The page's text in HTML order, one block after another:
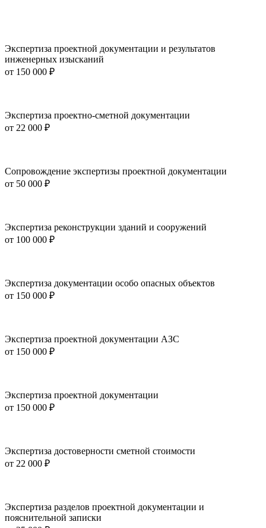
Экспертиза проектной документации и результатов
инженерных изысканий
от 150 000 ₽
Экспертиза проектно-сметной документации
от 22 000 ₽
Сопровождение экспертизы проектной документации
от 50 000 ₽
Экспертиза реконструкции зданий и сооружений
от 100 000 ₽
Экспертиза документации особо опасных объектов
от 150 000 ₽
Экспертиза проектной документации АЗС
от 150 000 ₽
Экспертиза проектной документации
от 150 000 ₽
Экспертиза достоверности сметной стоимости
от 22 000 ₽
Экспертиза разделов проектной документации и
пояснительной записки